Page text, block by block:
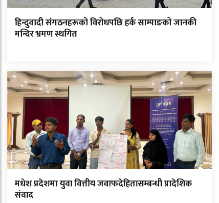
हिन्दुवादी संगठनहरूको विरोधपछि हर्क साम्पाङको जानकी
मन्दिर भ्रमण स्थगित
मधेश प्रदेशमा युवा वित्तीय जवाफदेहितासम्बन्धी प्रादेशिक
संवाद